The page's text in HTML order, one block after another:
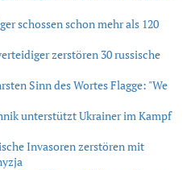
schossen schon mehr als 120
zerstören 30 russische
Sinn des Wortes Flagge: "We
unterstützt Ukrainer im Kampf
Invasoren zerstören mit